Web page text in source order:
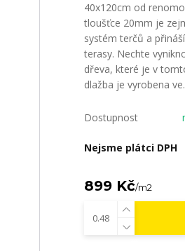
40x120cm od
tloušťce 20mm je
systém terčů a
terasy. Nechte
dřeva, které je v
dlažba je vyrobena
Dostupnost
Nejsme plátci DPH
899 Kč/m2